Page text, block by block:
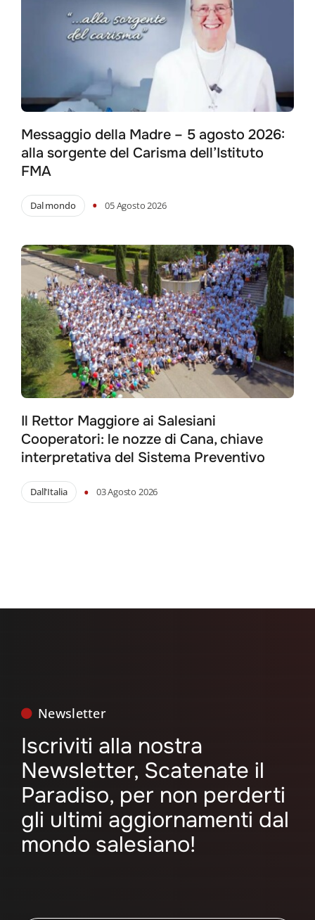
Messaggio della Madre – 5 agosto 2026:
alla sorgente del Carisma dell’Istituto
FMA
Dal mondo • 05 Agosto 2026
Il Rettor Maggiore ai Salesiani
Cooperatori: le nozze di Cana, chiave
interpretativa del Sistema Preventivo
Dall'Italia • 03 Agosto 2026
Newsletter
Iscriviti alla nostra
Newsletter, Scatenate il
Paradiso, per non perderti
gli ultimi aggiornamenti dal
mondo salesiano!